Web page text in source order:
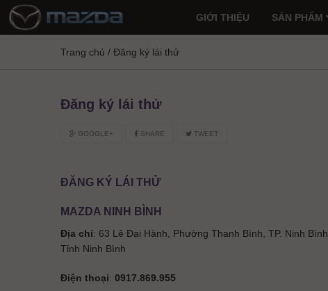
GIỚI THIỆU SẢN PHẨM
Trang chủ / Đăng ký lái thử
Đăng ký lái thử
GOOGLE+ SHARE TWEET
ĐĂNG KÝ LÁI THỬ
MAZDA NINH BÌNH
Địa chỉ: 63 Lê Đại Hành, Phường Thanh Bình, TP. Ninh Bình,
Tỉnh Ninh Bình
Điện thoại: 0917.869.955